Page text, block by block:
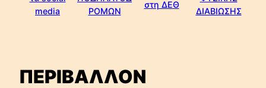
media
ΡΟΜΩΝ
στη ΔΕΘ
ΔΙΑΒΙΩΣΗΣ
ΠΕΡΙΒΑΛΛΟΝ